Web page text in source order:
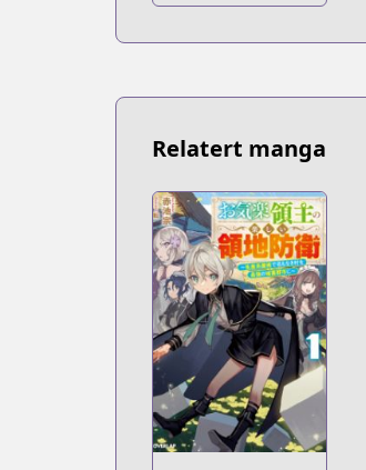
Relatert manga